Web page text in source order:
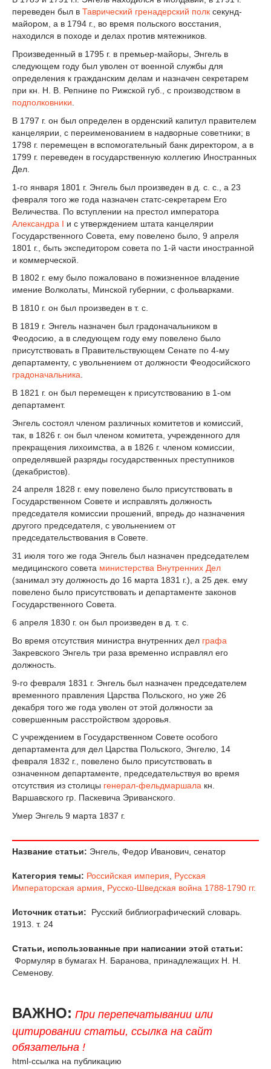
переведен был в Таврический гренадерский полк секунд-
майором, а в 1794 г., во время польского восстания,
находился в походе и делах против мятежников.
Произведенный в 1795 г. в премьер-майоры, Энгель в
следующем году был уволен от военной службы для
определения к гражданским делам и назначен секретарем
при кн. Н. В. Репнине по Рижской губ., с производством в
подполковники
В 1797 г. он был определен в орденский капитул правителем
канцелярии, с переименованием в надворные советники; в
1798 г. перемещен в вспомогательный банк директором, а в
1799 г. переведен в государственную коллегию Иностранных
Дел.
1-го января 1801 г. Энгель был произведен в д. с. с., а 23
февраля того же года назначен статс-секретарем Его
Величества. По вступлении на престол императора
Александра I и с утверждением штата канцелярии
Государственного Совета, ему повелено было, 9 апреля
1801 г., быть экспедитором совета по 1-й части иностранной
и коммерческой.
В 1802 г. ему было пожаловано в пожизненное владение
имение Волколаты, Минской губернии, с фольварками.
В 1810 г. он был произведен в т. с.
В 1819 г. Энгель назначен был градоначальником в
Феодосию, а в следующем году ему повелено было
присутствовать в Правительствующем Сенате по 4-му
департаменту, с увольнением от должности Феодосийского
градоначальника
В 1821 г. он был перемещен к присутствованию в 1-ом
департамент.
Энгель состоял членом различных комитетов и комиссий,
так, в 1826 г. он был членом комитета, учрежденного для
прекращения лихоимства, а в 1826 г. членом комиссии,
определявшей разряды государственных преступников
(декабристов).
24 апреля 1828 г. ему повелено было присутствовать в
Государственном Совете и исправлять должность
председателя комиссии прошений, впредь до назначения
другого председателя, с увольнением от
председательствования в Совете.
31 июля того же года Энгель был назначен председателем
медицинского совета министерства Внутренних Дел
(занимал эту должность до 16 марта 1831 г.), а 25 дек. ему
повелено было присутствовать и департаменте законов
Государственного Совета.
6 апреля 1830 г. он был произведен в д. т. с.
Во время отсутствия министра внутренних дел графа
Закревского Энгель три раза временно исправлял его
должность.
9-го февраля 1831 г. Энгель был назначен председателем
временного правления Царства Польского, но уже 26
декабря того же года уволен от этой должности за
совершенным расстройством здоровья.
С учреждением в Государственном Совете особого
департамента для дел Царства Польского, Энгелю, 14
февраля 1832 г., повелено было присутствовать в
означенном департаменте, председательствуя во время
отсутствия из столицы генерал-фельдмаршала кн.
Варшавского гр. Паскевича Эриванского.
Умер Энгель 9 марта 1837 г.
Название статьи: Энгель, Федор Иванович, сенатор
Категория темы: Российская империя
Русская
Императорская армия
Русско-Шведская война 1788-1790 гг.
Источник статьи:
Русский библиографический словарь.
1913. т. 24
Статьи, использованные при написании этой статьи:
Формуляр в бумагах Н. Баранова, принадлежащих Н. Н.
Семенову.
ВАЖНО: При перепечатывании или
цитировании статьи, ссылка на сайт
обязательна !
html-ссылка на публикацию